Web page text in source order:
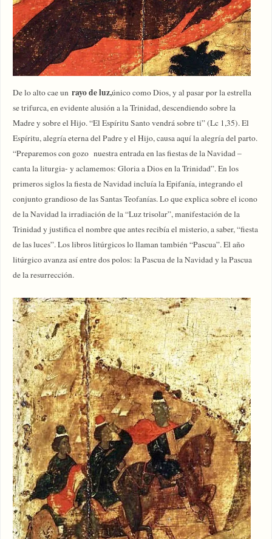
De lo alto cae unrayo de luz,único como Dios, y al pasar por la estrella
se trifurca, en evidente alusión a la Trinidad, descendiendo sobre la
Madre y sobre el Hijo. “El Espíritu Santo vendrá sobre ti” (Lc 1,35). El
Espíritu, alegría eterna del Padre y el Hijo, causa aquí la alegría del parto.
“Preparemos con gozo nuestra entrada en las fiestas de la Navidad –
canta la liturgia- y aclamemos: Gloria a Dios en la Trinidad”. En los
primeros siglos la fiesta de Navidad incluía la Epifanía, integrando el
conjunto grandioso de las Santas Teofanías. Lo que explica sobre el icono
de la Navidad la irradiación de la “Luz trisolar”, manifestación de la
Trinidad y justifica el nombre que antes recibía el misterio, a saber, “fiesta
de las luces”. Los libros litúrgicos lo llaman también “Pascua”. El año
litúrgico avanza así entre dos polos: la Pascua de la Navidad y la Pascua
de la resurrección.